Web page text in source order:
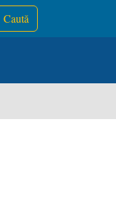
Caută